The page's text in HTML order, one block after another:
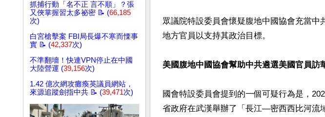
抓捕行動「名不正 言不順」？張
又俠掌握習太多祕密 📝 (66,185
次)
白宮槍擊案 FBI局長爆不寒而慄事
實 📝 (42,337次)
不準翻墻！快連VPN停止在中國
大陸營運 (39,156次)
1.42 億次網攻癱瘓英議員網站，
來源追蹤劍指中共 📝 (39,471次)
眾議院特設委員會懷疑腹地中國協會充當中
地方官員以支持其政治目標。
美國腹地中國協會幫助中共遴選美國官員訪
國會特設委員會提到的一個可疑行為是，
省政府在武漢舉辦了「長江—密西西比河流